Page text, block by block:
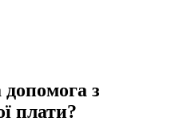
з
плати?